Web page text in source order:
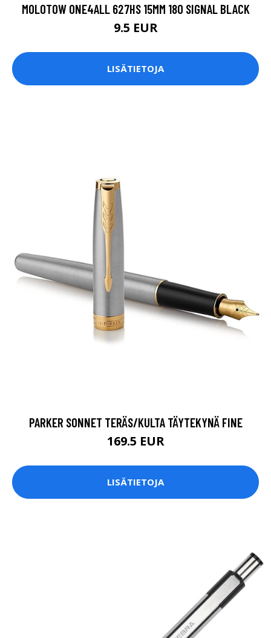
MOLOTOW ONE4ALL 627HS 15MM 180 SIGNAL BLACK
9.5 EUR
LISÄTIETOJA
PARKER SONNET TERÄS/KULTA TÄYTEKYNÄ FINE
169.5 EUR
LISÄTIETOJA